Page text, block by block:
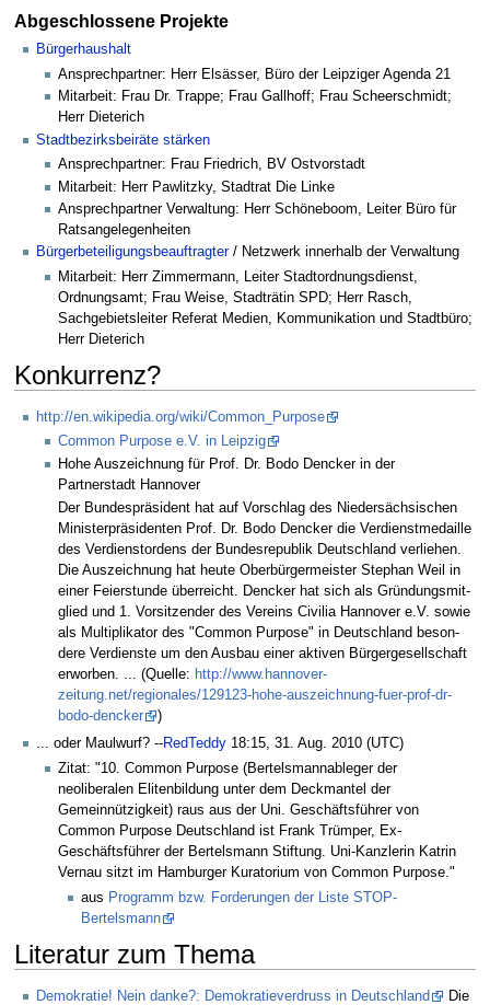
Abgeschlossene Projekte
Bürgerhaushalt
Ansprechpartner: Herr Elsässer, Büro der Leipziger Agenda 21
Mitarbeit: Frau Dr. Trappe; Frau Gallhoff; Frau Scheerschmidt;
Herr Dieterich
Stadtbezirksbeiräte stärken
Ansprechpartner: Frau Friedrich, BV Ostvorstadt
Mitarbeit: Herr Pawlitzky, Stadtrat Die Linke
Ansprechpartner Verwaltung: Herr Schöneboom, Leiter Büro für
Ratsangelegenheiten
Bürgerbeteiligungsbeauftragter/ Netzwerk innerhalb der Verwaltung
Mitarbeit: Herr Zimmermann, Leiter Stadtordnungsdienst,
Ordnungsamt; Frau Weise, Stadträtin SPD; Herr Rasch,
Sachgebietsleiter Referat Medien, Kommunikation und Stadtbüro;
Herr Dieterich
Konkurrenz?
http://en.wikipedia.org/wiki/Common_Purpose
Common Purpose e.V. in Leipzig
Hohe Auszeichnung für Prof. Dr. Bodo Dencker in der
Partnerstadt Hannover
Der Bun­des­prä­si­dent hat auf Vor­schlag des Nie­der­säch­si­schen
Mi­nis­ter­prä­si­denten Prof. Dr. Bodo Den­cker die Ver­dienst­me­daille
des Ver­dienstor­dens der Bun­des­re­pu­blik Deutsch­land ver­liehen.
Die Aus­zeich­nung hat heute Ober­bür­ger­meister Ste­phan Weil in
einer Fei­er­stunde über­reicht. Den­cker hat sich als Grün­dungs­mit­
glied und 1. Vor­sit­zender des Ver­eins Ci­vilia Han­nover e.V. sowie
als Mul­ti­pli­kator des "Common Pur­pose" in Deutsch­land be­son­
dere Ver­dienste um den Ausbau einer ak­tiven Bür­ger­ge­sell­schaft
er­worben. ... (Quelle: http://www.hannover-
zeitung.net/regionales/129123-hohe-auszeichnung-fuer-prof-dr-
bodo-dencker
)
... oder Maulwurf? --RedTeddy 18:15, 31. Aug. 2010 (UTC)
Zitat: "10. Common Purpose (Bertelsmannableger der
neoliberalen Elitenbildung unter dem Deckmantel der
Gemeinnützigkeit) raus aus der Uni. Geschäftsführer von
Common Purpose Deutschland ist Frank Trümper, Ex-
Geschäftsführer der Bertelsmann Stiftung. Uni-Kanzlerin Katrin
Vernau sitzt im Hamburger Kuratorium von Common Purpose."
aus Programm bzw. Forderungen der Liste STOP-
Bertelsmann
Literatur zum Thema
Demokratie! Nein danke?: Demokratieverdruss in Deutschland
Die